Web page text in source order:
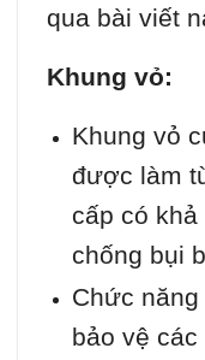
qua bài viết
Khung vỏ:
Khung vỏ
được làm
cấp có
chống bụi
Chức
bảo vệ